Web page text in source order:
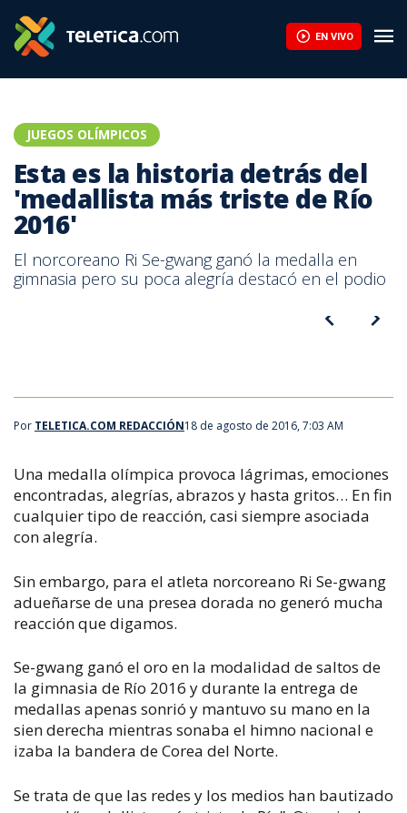
EN VIVO
JUEGOS OLÍMPICOS
Esta es la historia detrás del
'medallista más triste de Río
2016'
El norcoreano Ri Se-gwang ganó la medalla en
gimnasia pero su poca alegría destacó en el podio
Ri Se-gwang se convirtió en el atleta más triste de Río 2016.|AFP
Ri Se-gwang se convirtió en el atleta más triste de Río 2016.|AFP
Por TELETICA.COM REDACCIÓN18 de agosto de 2016, 7:03 AM
Una medalla olímpica provoca lágrimas, emociones
encontradas, alegrías, abrazos y hasta gritos… En fin
cualquier tipo de reacción, casi siempre asociada
con alegría.
Sin embargo, para el atleta norcoreano Ri Se-gwang
adueñarse de una presea dorada no generó mucha
reacción que digamos.
Se-gwang ganó el oro en la modalidad de saltos de
la gimnasia de Río 2016 y durante la entrega de
medallas apenas sonrió y mantuvo su mano en la
sien derecha mientras sonaba el himno nacional e
izaba la bandera de Corea del Norte.
Se trata de que las redes y los medios han bautizado